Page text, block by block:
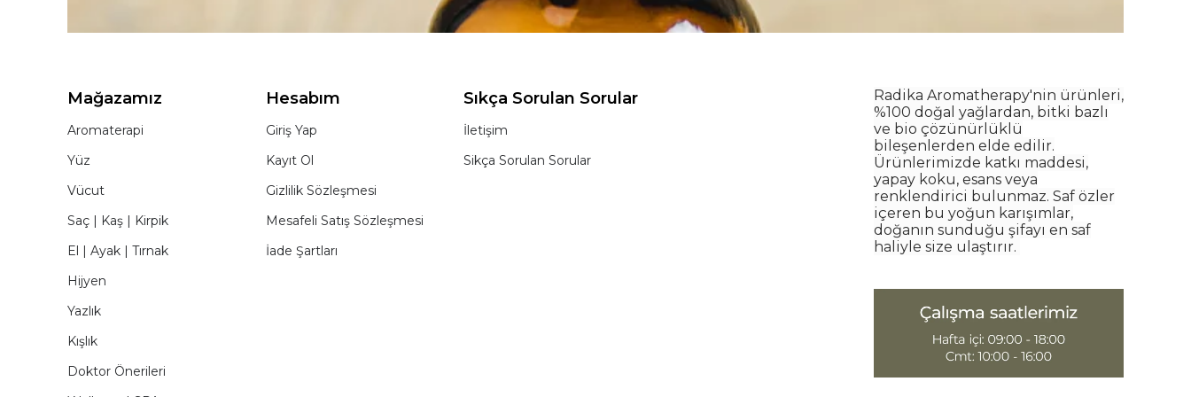
Mağazamız
Aromaterapi
Yüz
Vücut
Saç | Kaş | Kirpik
El | Ayak | Tırnak
Hijyen
Yazlık
Kışlık
Doktor Önerileri
Hesabım
Giriş Yap
Kayıt Ol
Gizlilik Sözleşmesi
Mesafeli Satış Sözleşmesi
İade Şartları
Sıkça Sorulan Sorular
İletişim
Sikça Sorulan Sorular
Radika Aromatherapy'nin ürünleri,
%100 doğal yağlardan, bitki bazlı
ve bio çözünürlüklü
bileşenlerden elde edilir.
Ürünlerimizde katkı maddesi,
yapay koku, esans veya
renklendirici bulunmaz. Saf özler
içeren bu yoğun karışımlar,
doğanın sunduğu şifayı en saf
haliyle size ulaştırır.